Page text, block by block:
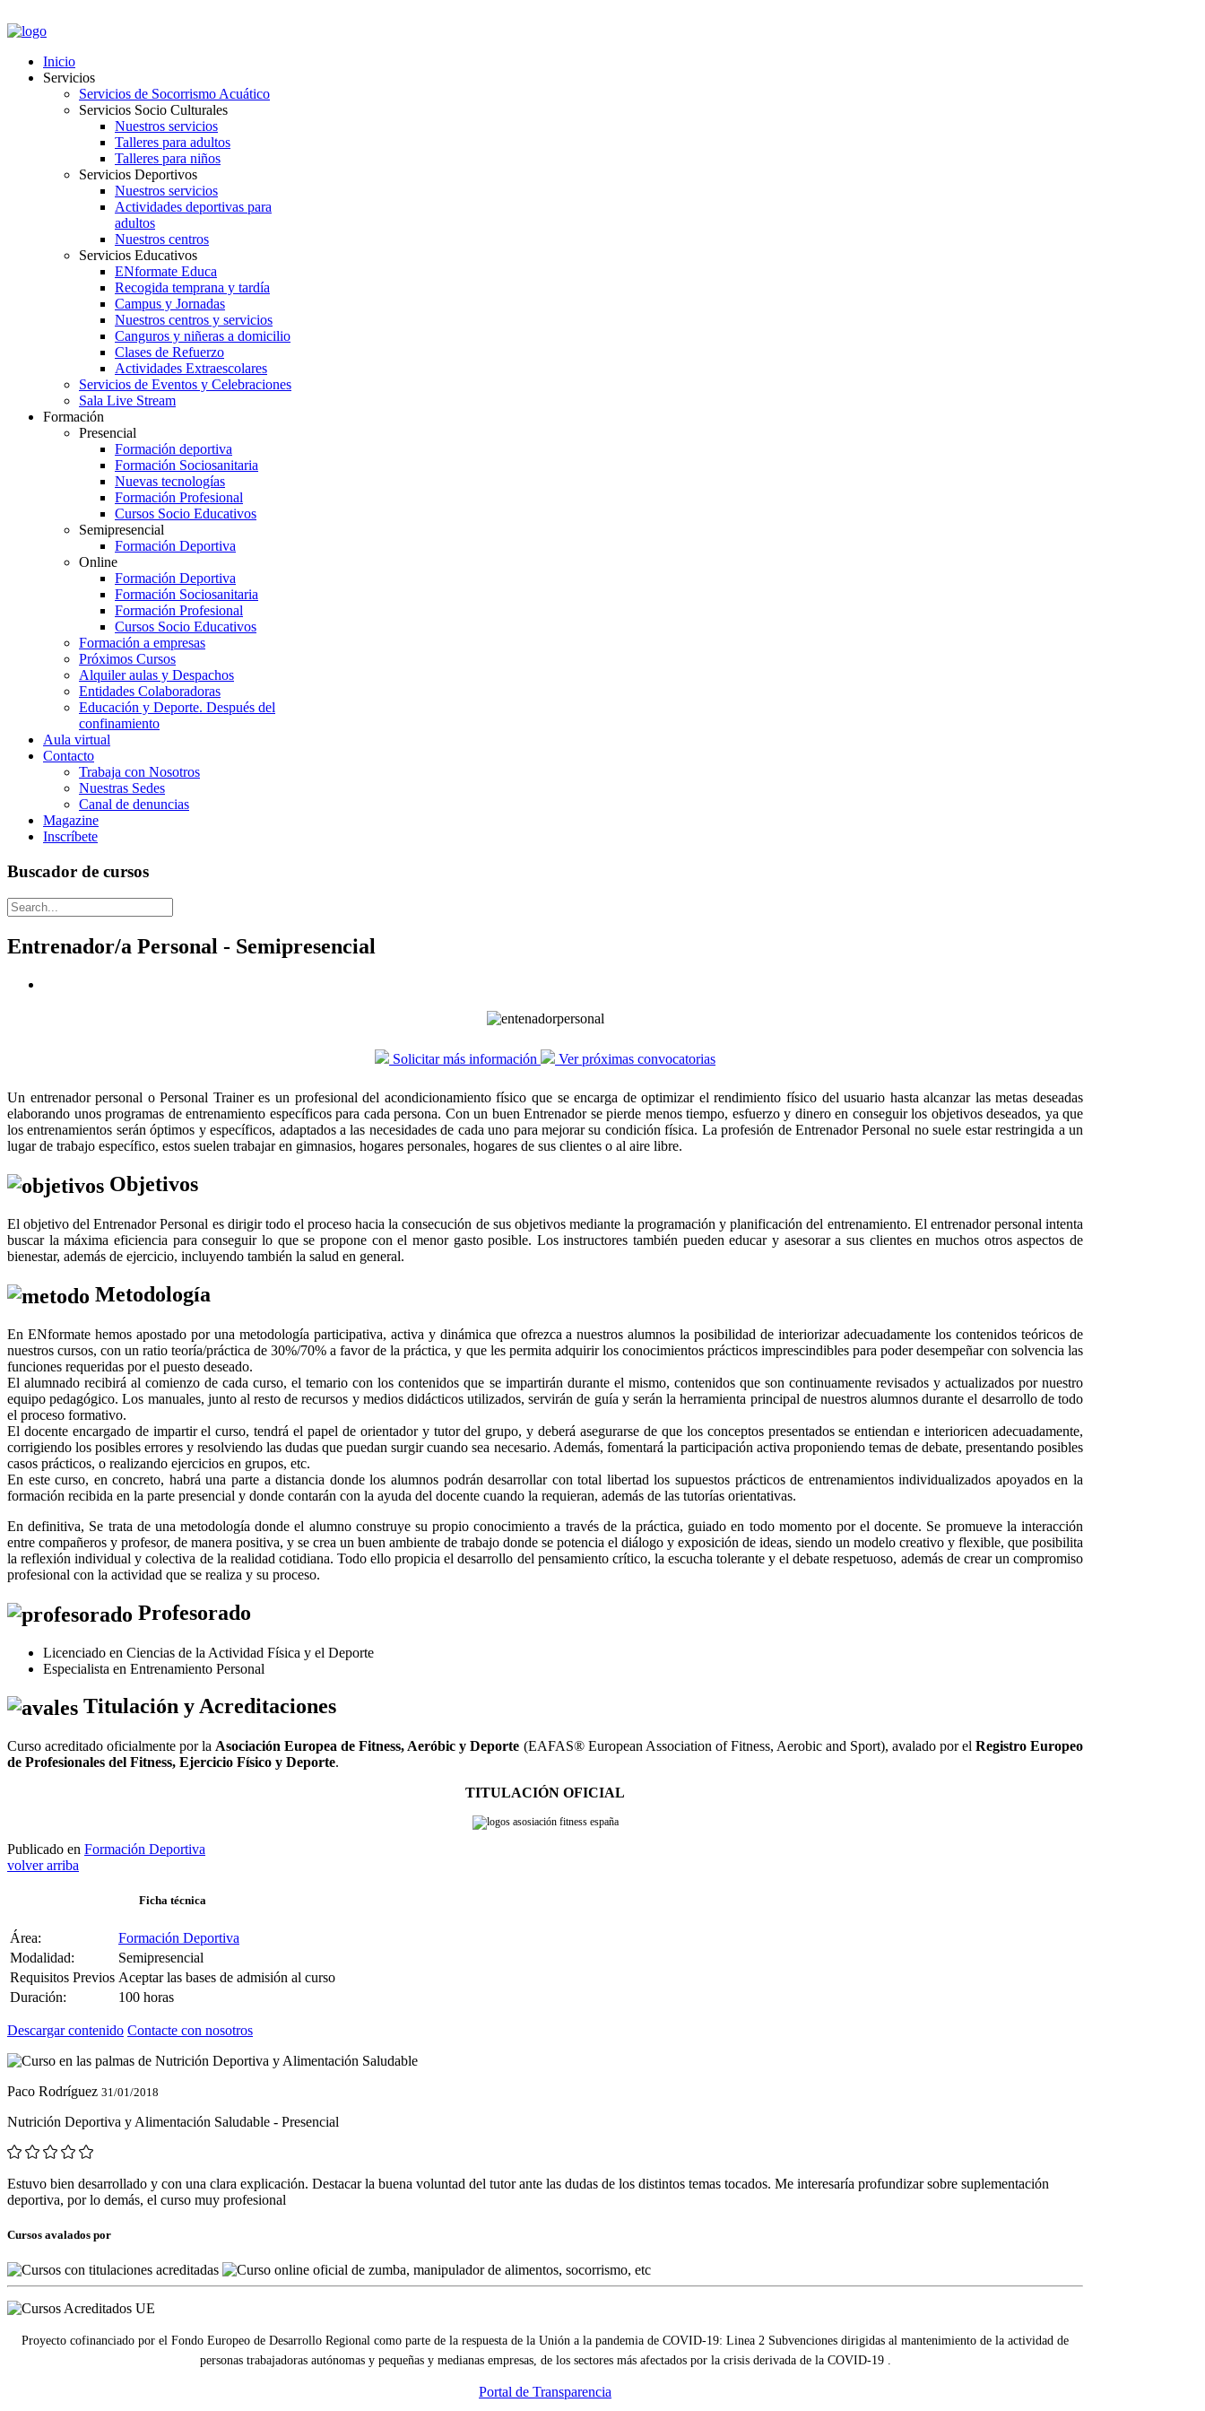
Inicio
Servicios
Servicios de Socorrismo Acuático
Servicios Socio Culturales
Nuestros servicios
Talleres para adultos
Talleres para niños
Servicios Deportivos
Nuestros servicios
Actividades deportivas para
adultos
Nuestros centros
Servicios Educativos
ENformate Educa
Recogida temprana y tardía
Campus y Jornadas
Nuestros centros y servicios
Canguros y niñeras a domicilio
Clases de Refuerzo
Actividades Extraescolares
Servicios de Eventos y Celebraciones
Sala Live Stream
Formación
Presencial
Formación deportiva
Formación Sociosanitaria
Nuevas tecnologías
Formación Profesional
Cursos Socio Educativos
Semipresencial
Formación Deportiva
Online
Formación Deportiva
Formación Sociosanitaria
Formación Profesional
Cursos Socio Educativos
Formación a empresas
Próximos Cursos
Alquiler aulas y Despachos
Entidades Colaboradoras
Educación y Deporte. Después del
confinamiento
Aula virtual
Contacto
Trabaja con Nosotros
Nuestras Sedes
Canal de denuncias
Magazine
Inscríbete
Buscador de cursos
Entrenador/a Personal - Semipresencial
Solicitar más información Ver próximas convocatorias
Un entrenador personal o Personal Trainer es un profesional del acondicionamiento físico que se encarga de optimizar el rendimiento físico del usuario hasta alcanzar las metas deseadas
elaborando unos programas de entrenamiento específicos para cada persona. Con un buen Entrenador se pierde menos tiempo, esfuerzo y dinero en conseguir los objetivos deseados, ya que
los entrenamientos serán óptimos y específicos, adaptados a las necesidades de cada uno para mejorar su condición física. La profesión de Entrenador Personal no suele estar restringida a un
lugar de trabajo específico, estos suelen trabajar en gimnasios, hogares personales, hogares de sus clientes o al aire libre.
Objetivos
El objetivo del Entrenador Personal es dirigir todo el proceso hacia la consecución de sus objetivos mediante la programación y planificación del entrenamiento. El entrenador personal intenta
buscar la máxima eficiencia para conseguir lo que se propone con el menor gasto posible. Los instructores también pueden educar y asesorar a sus clientes en muchos otros aspectos de
bienestar, además de ejercicio, incluyendo también la salud en general.
Metodología
En ENformate hemos apostado por una metodología participativa, activa y dinámica que ofrezca a nuestros alumnos la posibilidad de interiorizar adecuadamente los contenidos teóricos de
nuestros cursos, con un ratio teoría/práctica de 30%/70% a favor de la práctica, y que les permita adquirir los conocimientos prácticos imprescindibles para poder desempeñar con solvencia las
funciones requeridas por el puesto deseado.
El alumnado recibirá al comienzo de cada curso, el temario con los contenidos que se impartirán durante el mismo, contenidos que son continuamente revisados y actualizados por nuestro
equipo pedagógico. Los manuales, junto al resto de recursos y medios didácticos utilizados, servirán de guía y serán la herramienta principal de nuestros alumnos durante el desarrollo de todo
el proceso formativo.
El docente encargado de impartir el curso, tendrá el papel de orientador y tutor del grupo, y deberá asegurarse de que los conceptos presentados se entiendan e interioricen adecuadamente,
corrigiendo los posibles errores y resolviendo las dudas que puedan surgir cuando sea necesario. Además, fomentará la participación activa proponiendo temas de debate, presentando posibles
casos prácticos, o realizando ejercicios en grupos, etc.
En este curso, en concreto, habrá una parte a distancia donde los alumnos podrán desarrollar con total libertad los supuestos prácticos de entrenamientos individualizados apoyados en la
formación recibida en la parte presencial y donde contarán con la ayuda del docente cuando la requieran, además de las tutorías orientativas.
En definitiva, Se trata de una metodología donde el alumno construye su propio conocimiento a través de la práctica, guiado en todo momento por el docente. Se promueve la interacción
entre compañeros y profesor, de manera positiva, y se crea un buen ambiente de trabajo donde se potencia el diálogo y exposición de ideas, siendo un modelo creativo y flexible, que posibilita
la reflexión individual y colectiva de la realidad cotidiana. Todo ello propicia el desarrollo del pensamiento crítico, la escucha tolerante y el debate respetuoso, además de crear un compromiso
profesional con la actividad que se realiza y su proceso.
Profesorado
Licenciado en Ciencias de la Actividad Física y el Deporte
Especialista en Entrenamiento Personal
Titulación y Acreditaciones
Curso acreditado oficialmente por la Asociación Europea de Fitness, Aeróbic y Deporte (EAFAS® European Association of Fitness, Aerobic and Sport), avalado por el Registro Europeo
de Profesionales del Fitness, Ejercicio Físico y Deporte.
TITULACIÓN OFICIAL
Publicado en Formación Deportiva
volver arriba
Ficha técnica
Área:
Formación Deportiva
Modalidad:
Semipresencial
Requisitos Previos Aceptar las bases de admisión al curso
Duración:
100 horas
Descargar contenido Contacte con nosotros
Paco Rodríguez 31/01/2018
Nutrición Deportiva y Alimentación Saludable - Presencial
Estuvo bien desarrollado y con una clara explicación. Destacar la buena voluntad del tutor ante las dudas de los distintos temas tocados. Me interesaría profundizar sobre suplementación
deportiva, por lo demás, el curso muy profesional
Cursos avalados por
Proyecto cofinanciado por el Fondo Europeo de Desarrollo Regional como parte de la respuesta de la Unión a la pandemia de COVID-19: Linea 2 Subvenciones dirigidas al mantenimiento de la actividad de
personas trabajadoras autónomas y pequeñas y medianas empresas, de los sectores más afectados por la crisis derivada de la COVID-19 .
Portal de Transparencia